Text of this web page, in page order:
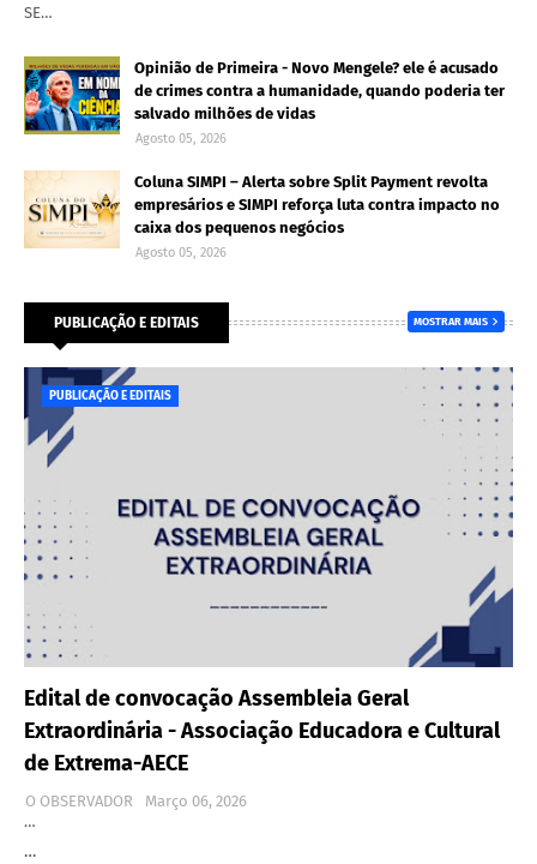
SE…
Opinião de Primeira - Novo Mengele? ele é acusado
de crimes contra a humanidade, quando poderia ter
salvado milhões de vidas
Agosto 05, 2026
Coluna SIMPI – Alerta sobre Split Payment revolta
empresários e SIMPI reforça luta contra impacto no
caixa dos pequenos negócios
Agosto 05, 2026
PUBLICAÇÃO E EDITAIS MOSTRAR MAIS
PUBLICAÇÃO E EDITAIS
Edital de convocação Assembleia Geral
Extraordinária - Associação Educadora e Cultural
de Extrema-AECE
O OBSERVADOR
Março 06, 2026
…
…